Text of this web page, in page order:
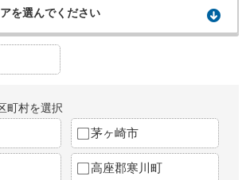
を選んでください
町村を選択
茅ヶ崎市
高座郡寒川町